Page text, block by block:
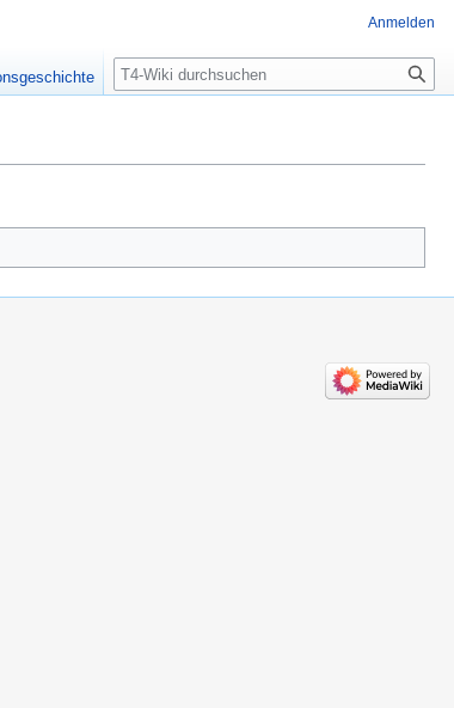
Anmelden
Suche